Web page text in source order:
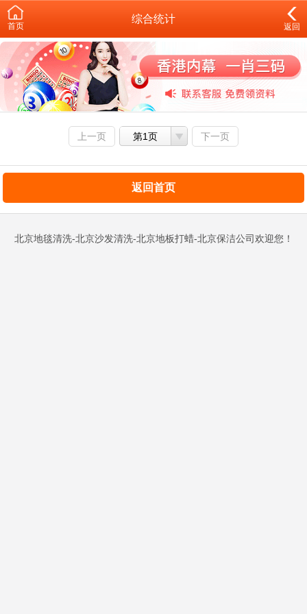
首页
综合统计
返回
上一页 第1页 下一页
返回首页
北京地毯清洗-北京沙发清洗-北京地板打蜡-北京保洁公司欢迎您！